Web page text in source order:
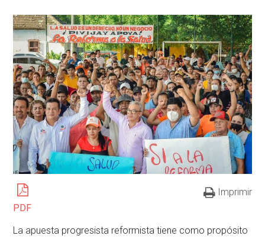
PDF
Imprimir
La apuesta progresista reformista tiene como propósito